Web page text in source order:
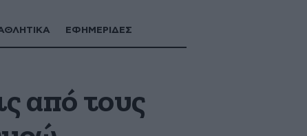
ΕΦΗΜΕΡΙΔΕΣ
από τους